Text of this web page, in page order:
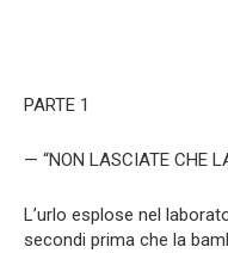
PARTE 1
— “NON LASCIATE CHE
L’urlo esplose nel
secondi prima che la